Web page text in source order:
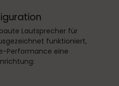
Lautsprecher für
funktioniert,
Performance eine